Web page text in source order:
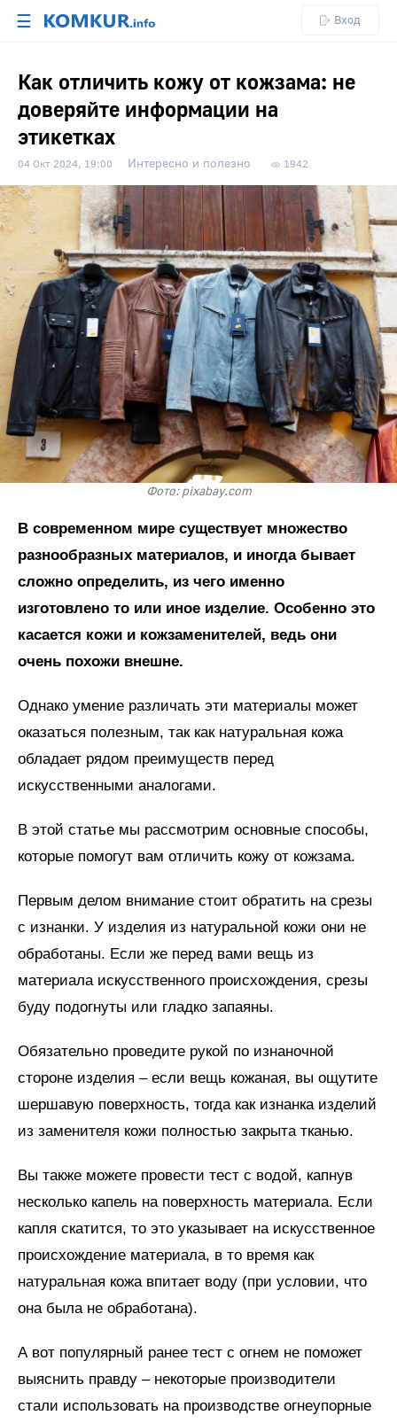
☰ Вход
Как отличить кожу от кожзама: не
доверяйте информации на
этикетках
04 Окт 2024, 19:00 Интересно и полезно 1942
Фото: pixabay.com
В современном мире существует множество
разнообразных материалов, и иногда бывает
сложно определить, из чего именно
изготовлено то или иное изделие. Особенно это
касается кожи и кожзаменителей, ведь они
очень похожи внешне.
Однако умение различать эти материалы может
оказаться полезным, так как натуральная кожа
обладает рядом преимуществ перед
искусственными аналогами.
В этой статье мы рассмотрим основные способы,
которые помогут вам отличить кожу от кожзама.
Первым делом внимание стоит обратить на срезы
с изнанки. У изделия из натуральной кожи они не
обработаны. Если же перед вами вещь из
материала искусственного происхождения, срезы
буду подогнуты или гладко запаяны.
Обязательно проведите рукой по изнаночной
стороне изделия – если вещь кожаная, вы ощутите
шершавую поверхность, тогда как изнанка изделий
из заменителя кожи полностью закрыта тканью.
Вы также можете провести тест с водой, капнув
несколько капель на поверхность материала. Если
капля скатится, то это указывает на искусственное
происхождение материала, в то время как
натуральная кожа впитает воду (при условии, что
она была не обработана).
А вот популярный ранее тест с огнем не поможет
выяснить правду – некоторые производители
стали использовать на производстве огнеупорные